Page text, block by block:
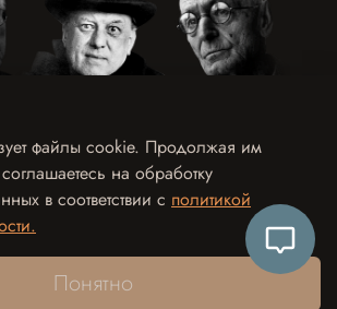
и обработки персональных данных
данных
рассылки
отзыва в рекламных целях
файлы cookie. Продолжая им
на обработку
в соответствии с политикой
Понятно